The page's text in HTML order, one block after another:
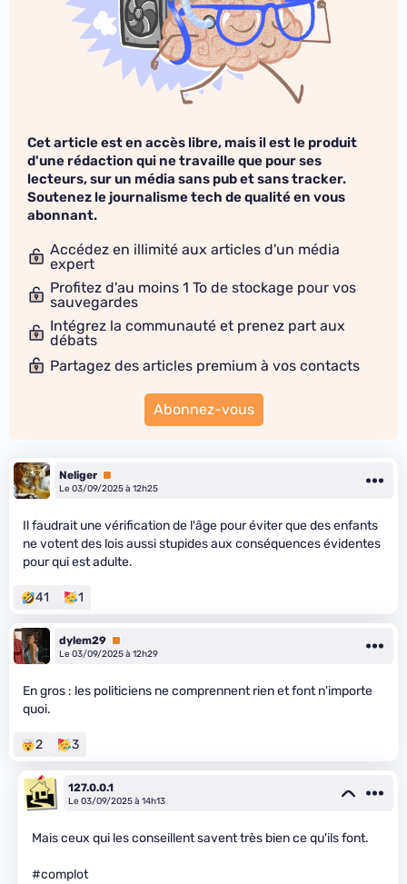
Cet article est en accès libre, mais il est le produit
d'une rédaction qui ne travaille que pour ses
lecteurs, sur un média sans pub et sans tracker.
Soutenez le journalisme tech de qualité en vous
abonnant.
Accédez en illimité aux articles d'un média
expert
Profitez d'au moins 1 To de stockage pour vos
sauvegardes
Intégrez la communauté et prenez part aux
débats
Partagez des articles premium à vos contacts
Abonnez-vous
Neliger Premium
Le 03/09/2025 à 12h25
Il faudrait une vérification de l'âge pour éviter que des enfants
ne votent des lois aussi stupides aux conséquences évidentes
pour qui est adulte.
41 1
dylem29 Premium
Le 03/09/2025 à 12h29
En gros : les politiciens ne comprennent rien et font n'importe
quoi.
2 3
127.0.0.1
Le 03/09/2025 à 14h13
Mais ceux qui les conseillent savent très bien ce qu'ils font.
#complot